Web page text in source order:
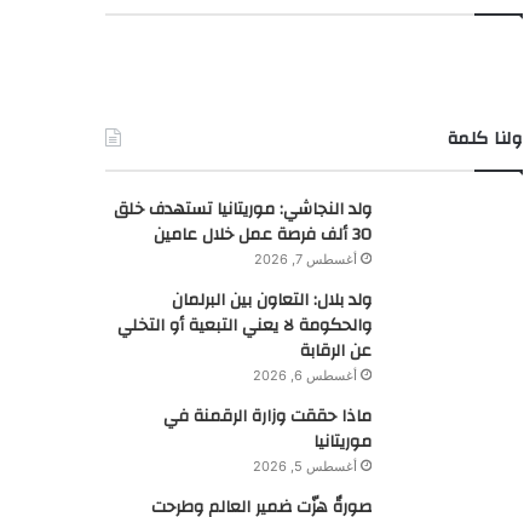
ولنا كلمة
ولد النجاشي: موريتانيا تستهدف خلق
30 ألف فرصة عمل خلال عامين
أغسطس 7, 2026
ولد بلال: التعاون بين البرلمان
والحكومة لا يعني التبعية أو التخلي
عن الرقابة
أغسطس 6, 2026
ماذا حققت وزارة الرقمنة في
موريتانيا
أغسطس 5, 2026
صورةٌ هزّت ضمير العالم وطرحت